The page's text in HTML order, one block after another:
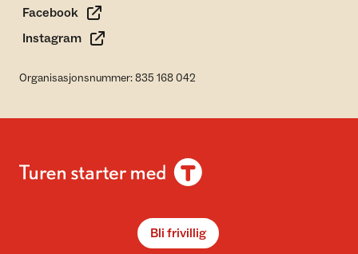
Facebook
Instagram
Organisasjonsnummer: 835 168 042
Bli frivillig